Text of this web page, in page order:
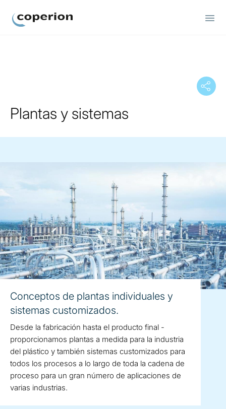
Plantas y sistemas
Conceptos de plantas individuales y
sistemas customizados.
Desde la fabricación hasta el producto final -
proporcionamos plantas a medida para la industria
del plástico y también sistemas customizados para
todos los procesos a lo largo de toda la cadena de
proceso para un gran número de aplicaciones de
varias industrias.